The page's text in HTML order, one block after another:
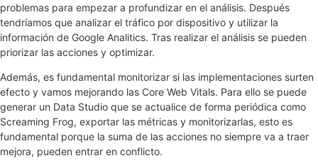
problemas para empezar a profundizar en el análisis. Después
tendríamos que analizar el tráfico por dispositivo y utilizar la
información de Google Analitics. Tras realizar el análisis se pueden
priorizar las acciones y optimizar.
Además, es fundamental monitorizar si las implementaciones surten
efecto y vamos mejorando las Core Web Vitals. Para ello se puede
generar un Data Studio que se actualice de forma periódica como
Screaming Frog, exportar las métricas y monitorizarlas, esto es
fundamental porque la suma de las acciones no siempre va a traer
mejora, pueden entrar en conflicto.